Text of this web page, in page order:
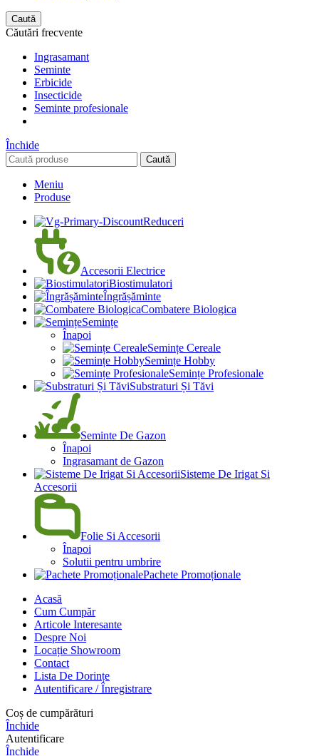
Caută
Căutări frecvente
Ingrasamant
Seminte
Erbicide
Insecticide
Seminte profesionale
Închide
Caută
Meniu
Produse
Reduceri
Accesorii Electrice
Biostimulatori
Îngrășăminte
Combatere Biologica
Semințe
Înapoi
Semințe Cereale
Semințe Hobby
Semințe Profesionale
Substraturi Și Tăvi
Seminte De Gazon
Înapoi
Ingrasamant de Gazon
Sisteme De Irigat Si
Accesorii
Folie Si Accesorii
Înapoi
Solutii pentru umbrire
Pachete Promoționale
Acasă
Cum Cumpăr
Articole Interesante
Despre Noi
Locație Showroom
Contact
Lista De Dorințe
Autentificare / Înregistrare
Coș de cumpărături
Închide
Autentificare
Închide